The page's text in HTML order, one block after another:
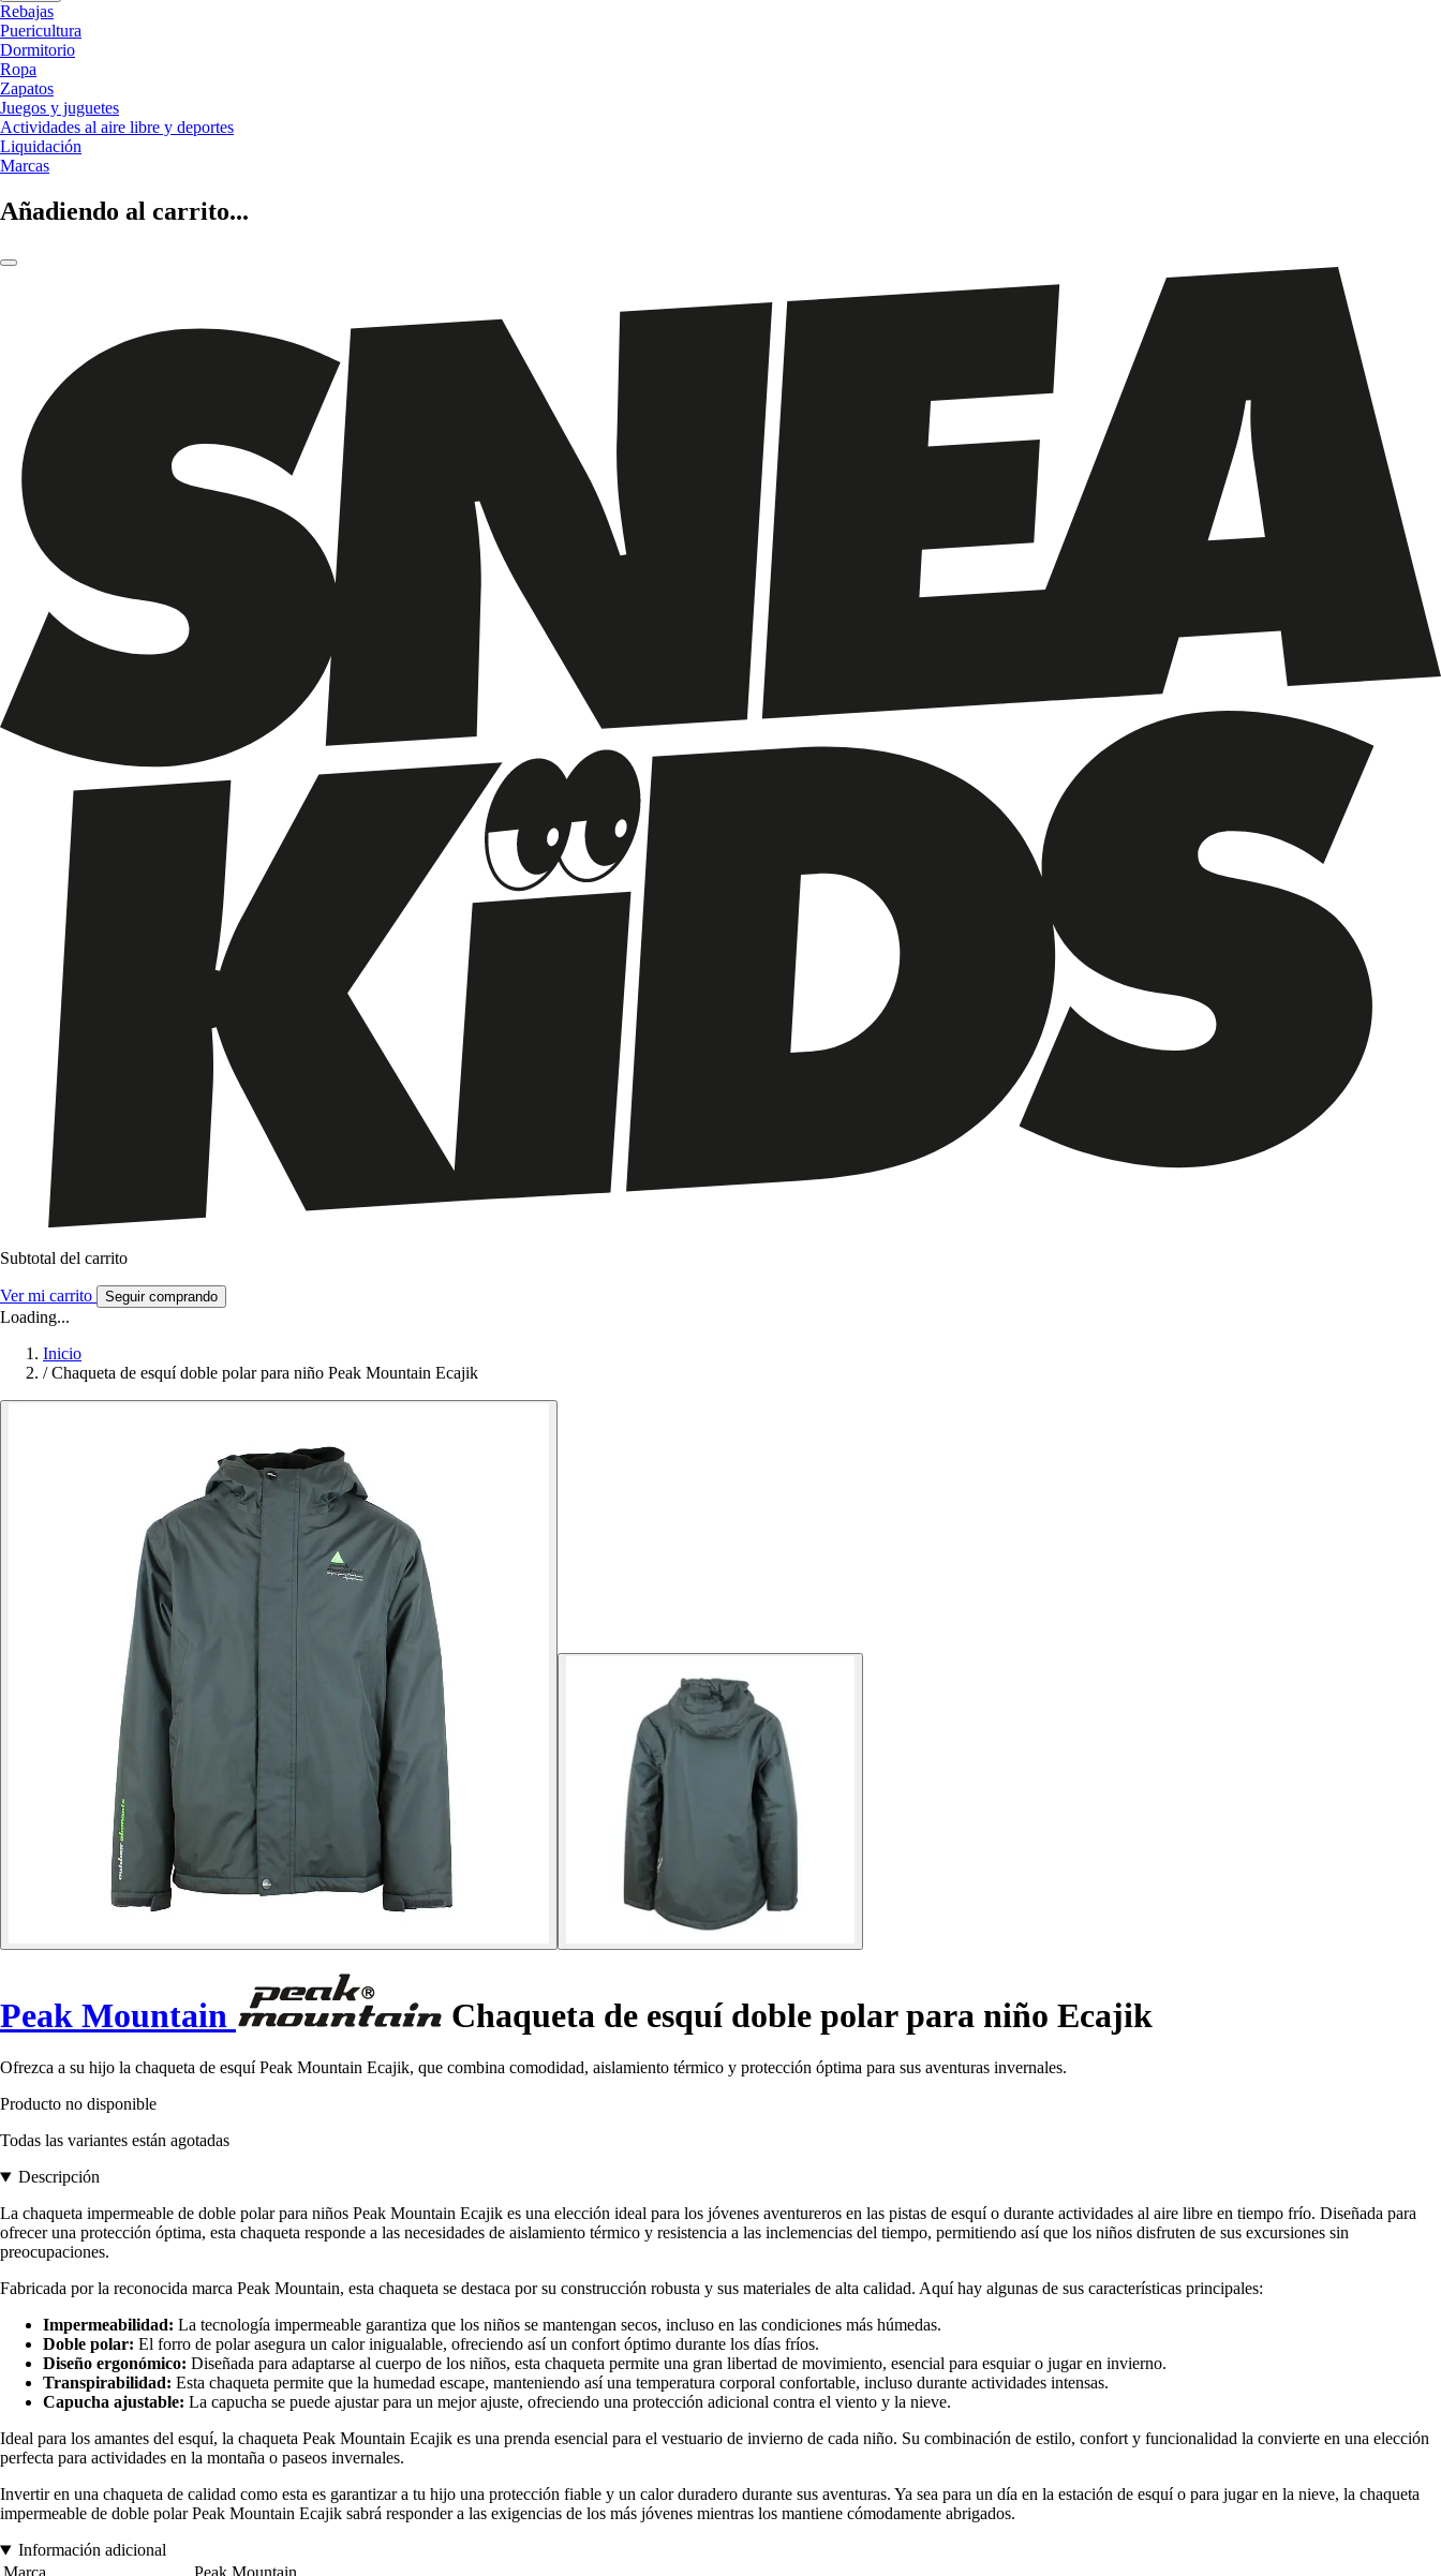
Rebajas
Puericultura
Dormitorio
Ropa
Zapatos
Juegos y juguetes
Actividades al aire libre y deportes
Liquidación
Marcas
Añadiendo al carrito...
Subtotal del carrito
Ver mi carrito Seguir comprando
Loading...
Inicio
/ Chaqueta de esquí doble polar para niño Peak Mountain Ecajik
Peak Mountain Chaqueta de esquí doble polar para niño Ecajik
Ofrezca a su hijo la chaqueta de esquí Peak Mountain Ecajik, que combina comodidad, aislamiento térmico y protección óptima para sus aventuras invernales.
Producto no disponible
Todas las variantes están agotadas
Descripción
La chaqueta impermeable de doble polar para niños Peak Mountain Ecajik es una elección ideal para los jóvenes aventureros en las pistas de esquí o durante actividades al aire libre en tiempo frío. Diseñada para
ofrecer una protección óptima, esta chaqueta responde a las necesidades de aislamiento térmico y resistencia a las inclemencias del tiempo, permitiendo así que los niños disfruten de sus excursiones sin
preocupaciones.
Fabricada por la reconocida marca Peak Mountain, esta chaqueta se destaca por su construcción robusta y sus materiales de alta calidad. Aquí hay algunas de sus características principales:
Impermeabilidad: La tecnología impermeable garantiza que los niños se mantengan secos, incluso en las condiciones más húmedas.
Doble polar: El forro de polar asegura un calor inigualable, ofreciendo así un confort óptimo durante los días fríos.
Diseño ergonómico: Diseñada para adaptarse al cuerpo de los niños, esta chaqueta permite una gran libertad de movimiento, esencial para esquiar o jugar en invierno.
Transpirabilidad: Esta chaqueta permite que la humedad escape, manteniendo así una temperatura corporal confortable, incluso durante actividades intensas.
Capucha ajustable: La capucha se puede ajustar para un mejor ajuste, ofreciendo una protección adicional contra el viento y la nieve.
Ideal para los amantes del esquí, la chaqueta Peak Mountain Ecajik es una prenda esencial para el vestuario de invierno de cada niño. Su combinación de estilo, confort y funcionalidad la convierte en una elección
perfecta para actividades en la montaña o paseos invernales.
Invertir en una chaqueta de calidad como esta es garantizar a tu hijo una protección fiable y un calor duradero durante sus aventuras. Ya sea para un día en la estación de esquí o para jugar en la nieve, la chaqueta
impermeable de doble polar Peak Mountain Ecajik sabrá responder a las exigencias de los más jóvenes mientras los mantiene cómodamente abrigados.
Información adicional